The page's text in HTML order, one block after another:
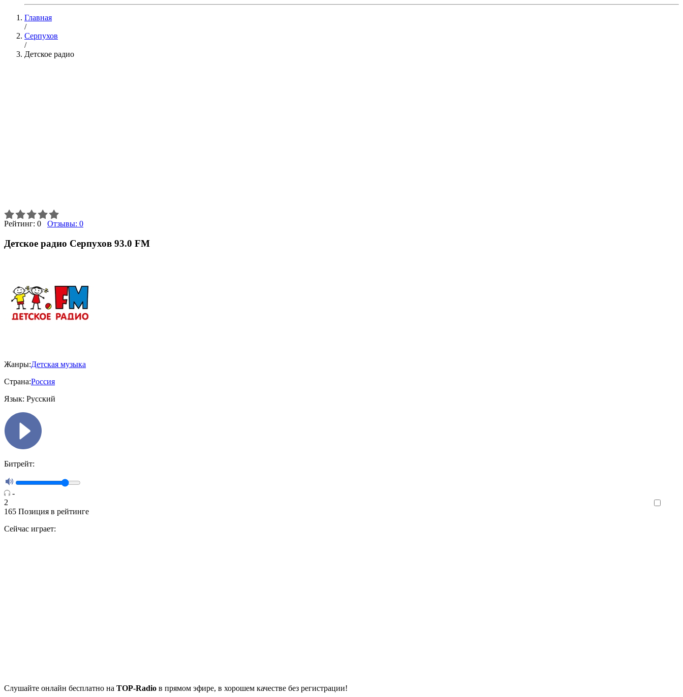
Главная
/
Серпухов
/
Детское радио
Рейтинг: 0 Отзывы: 0
Детское радио Серпухов 93.0 FM
Жанры:Детская музыка
Страна:Россия
Язык: Русский
Битрейт:
-
2
165 Позиция в рейтинге
Сейчас играет:
Cлушайте онлайн бесплатно на TOP-Radio в прямом эфире, в хорошем качестве без регистрации!